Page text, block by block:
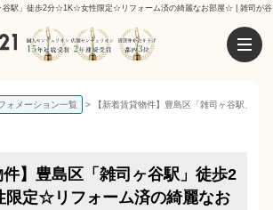
谷駅」徒歩2分☆1K☆女性限定☆リフォーム済の綺麗なお部屋☆ | 雑司が谷
ォメーション一覧 【新着賃貸物件】豊島区「雑司ヶ谷駅」
件】豊島区「雑司ヶ谷駅」徒歩2
定☆リフォーム済の綺麗なお